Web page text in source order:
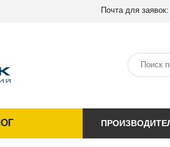
Почта для заявок: